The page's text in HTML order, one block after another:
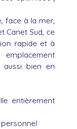
face à la mer,
Canet Sud, ce
rapide et à
bien en
entièrement
personnel